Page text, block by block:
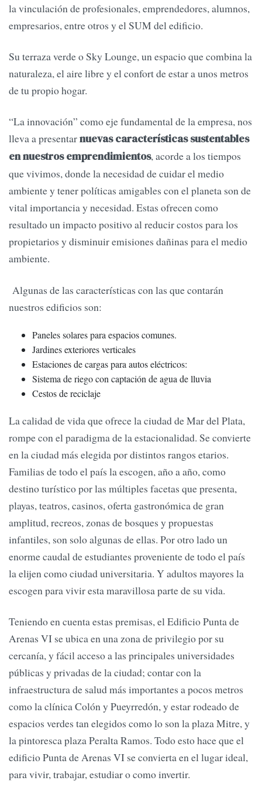
la vinculación de profesionales, emprendedores, alumnos,
empresarios, entre otros y el SUM del edificio.
Su terraza verde o Sky Lounge, un espacio que combina la
naturaleza, el aire libre y el confort de estar a unos metros
de tu propio hogar.
“La innovación” como eje fundamental de la empresa, nos
lleva a presentarnuevas características sustentables
en nuestros emprendimientos, acorde a los tiempos
que vivimos, donde la necesidad de cuidar el medio
ambiente y tener políticas amigables con el planeta son de
vital importancia y necesidad. Estas ofrecen como
resultado un impacto positivo al reducir costos para los
propietarios y disminuir emisiones dañinas para el medio
ambiente.
Algunas de las características con las que contarán
nuestros edificios son:
Paneles solares para espacios comunes.
Jardines exteriores verticales
Estaciones de cargas para autos eléctricos:
Sistema de riego con captación de agua de lluvia
Cestos de reciclaje
La calidad de vida que ofrece la ciudad de Mar del Plata,
rompe con el paradigma de la estacionalidad. Se convierte
en la ciudad más elegida por distintos rangos etarios.
Familias de todo el país la escogen, año a año, como
destino turístico por las múltiples facetas que presenta,
playas, teatros, casinos, oferta gastronómica de gran
amplitud, recreos, zonas de bosques y propuestas
infantiles, son solo algunas de ellas. Por otro lado un
enorme caudal de estudiantes proveniente de todo el país
la elijen como ciudad universitaria. Y adultos mayores la
escogen para vivir esta maravillosa parte de su vida.
Teniendo en cuenta estas premisas, el Edificio Punta de
Arenas VI se ubica en una zona de privilegio por su
cercanía, y fácil acceso a las principales universidades
públicas y privadas de la ciudad; contar con la
infraestructura de salud más importantes a pocos metros
como la clínica Colón y Pueyrredón, y estar rodeado de
espacios verdes tan elegidos como lo son la plaza Mitre, y
la pintoresca plaza Peralta Ramos. Todo esto hace que el
edificio Punta de Arenas VI se convierta en el lugar ideal,
para vivir, trabajar, estudiar o como invertir.